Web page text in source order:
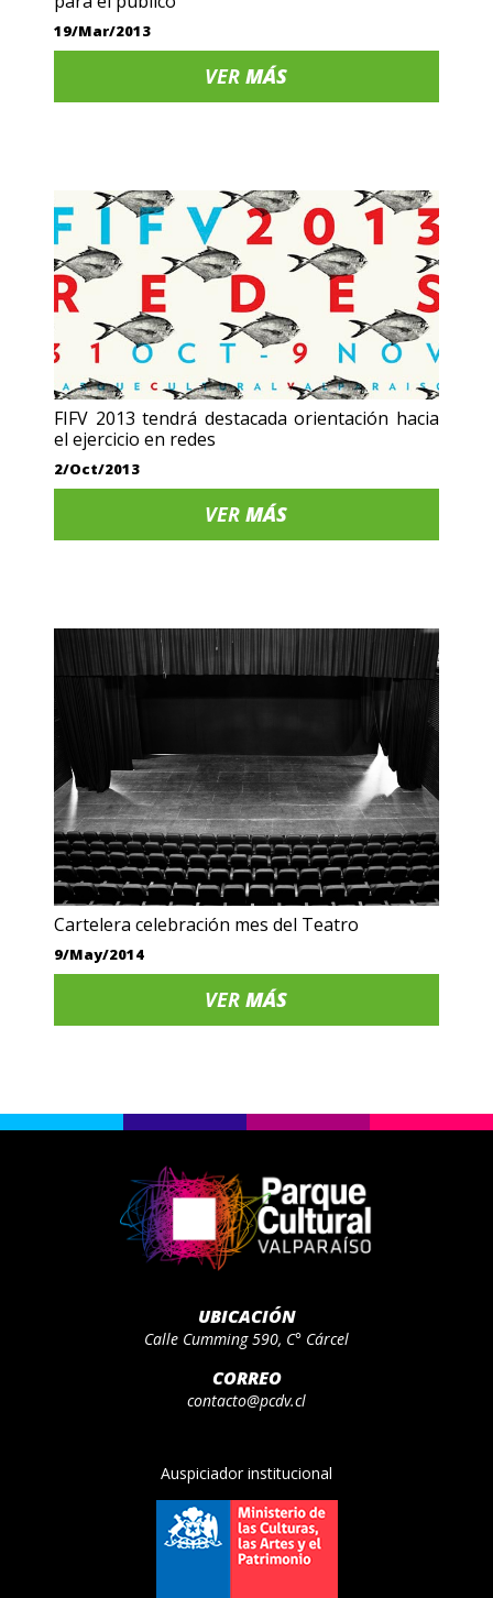
19/Mar/2013
VERMÁS
FIFV 2013 tendrá destacada orientación hacia
el ejercicio en redes
2/Oct/2013
VERMÁS
Cartelera celebración mes del Teatro
9/May/2014
VERMÁS
UBICACIÓN
Calle Cumming 590, C° Cárcel
CORREO
contacto@pcdv.cl
Auspiciador institucional